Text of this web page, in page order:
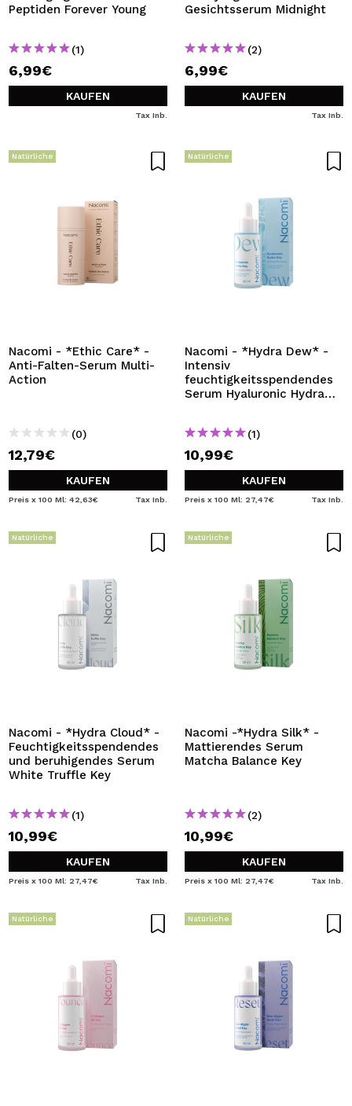
Peptiden Forever Young
(1)
6,99€
KAUFEN
Tax Inb.
Gesichtsserum Midnight
(2)
6,99€
KAUFEN
Tax Inb.
Natürliche
Nacomi - *Ethic Care* -
Anti-Falten-Serum Multi-
Action
(0)
12,79€
KAUFEN
Preis x 100 Ml: 42,63€ Tax Inb.
Natürliche
Nacomi - *Hydra Dew* -
Intensiv
feuchtigkeitsspendendes
Serum Hyaluronic Hydra
(1)
10,99€
KAUFEN
Preis x 100 Ml: 27,47€ Tax Inb.
Natürliche
Nacomi - *Hydra Cloud* -
Feuchtigkeitsspendendes
und beruhigendes Serum
White Truffle Key
(1)
10,99€
KAUFEN
Preis x 100 Ml: 27,47€ Tax Inb.
Natürliche
Nacomi -*Hydra Silk* -
Mattierendes Serum
Matcha Balance Key
(2)
10,99€
KAUFEN
Preis x 100 Ml: 27,47€ Tax Inb.
Natürliche Natürliche